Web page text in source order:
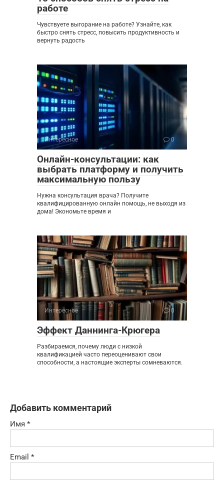
работе
Чувствуете выгорание на работе? Узнайте, как
быстро снять стресс, повысить продуктивность и
вернуть радость
Интересное 0
Онлайн-консультации: как
выбрать платформу и получить
максимальную пользу
Нужна консультация врача? Получите
квалифицированную онлайн помощь, не выходя из
дома! Экономьте время и
Интересное 0
Эффект Даннинга-Крюгера
Разбираемся, почему люди с низкой
квалификацией часто переоценивают свои
способности, а настоящие эксперты сомневаются.
Добавить комментарий
Имя *
Email *